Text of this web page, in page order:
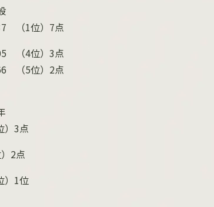
（1位） 7点
（4位） 3点
（5位） 2点
3点
2点
1位